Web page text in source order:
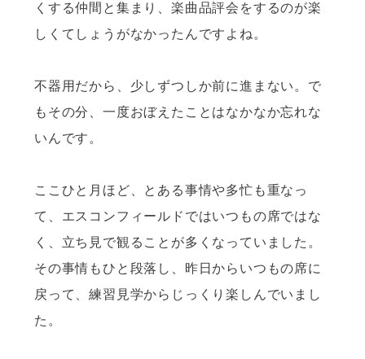
くする仲間と集まり、楽曲品評会をするのが楽
しくてしょうがなかったんですよね。
不器用だから、少しずつしか前に進まない。で
もその分、一度おぼえたことはなかなか忘れな
いんです。
ここひと月ほど、とある事情や多忙も重なっ
て、エスコンフィールドではいつもの席ではな
く、立ち見で観ることが多くなっていました。
その事情もひと段落し、昨日からいつもの席に
戻って、練習見学からじっくり楽しんでいまし
た。